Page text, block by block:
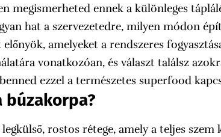
megismerheted ennek a különleges
hat a szervezetedre, milyen módon
amelyeket a rendszeres
vonatkozóan, és választ találsz
ezzel a természetes superfood
búzakorpa?
rostos rétege, amely a teljes szem